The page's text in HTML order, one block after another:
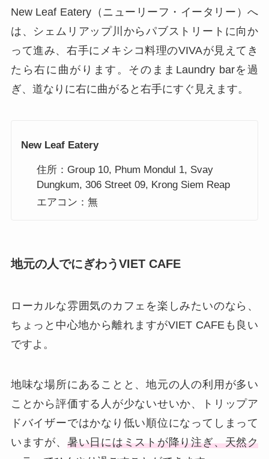
New Leaf Eatery（ニューリーフ・イータリー）へ
は、シェムリアップ川からパブストリートに向か
って進み、右手にメキシコ料理のVIVAが見えてき
たら右に曲がります。そのままLaundry barを過
ぎ、道なりに右に曲がると右手にすぐ見えます。
New Leaf Eatery
住所：Group 10, Phum Mondul 1, Svay
Dungkum, 306 Street 09, Krong Siem Reap
エアコン：無
地元の人でにぎわうVIET CAFE
ローカルな雰囲気のカフェを楽しみたいのなら、
ちょっと中心地から離れますがVIET CAFEも良い
ですよ。
地味な場所にあることと、地元の人の利用が多い
ことから評価する人が少ないせいか、トリップア
ドバイザーではかなり低い順位になってしまって
いますが、 暑い日にはミストが降り注ぎ、天然ク